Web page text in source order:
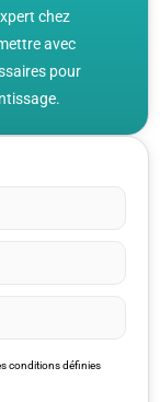
chez
avec
pour
conditions définies